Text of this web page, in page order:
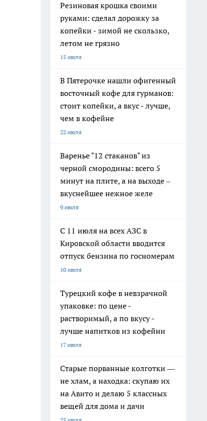
Резиновая крошка своими
руками: сделал дорожку за
копейки - зимой не скользко,
летом не грязно
15 июля
В Пятерочке нашли офигенный
восточный кофе для гурманов:
стоит копейки, а вкус - лучше,
чем в кофейне
22 июля
Варенье "12 стаканов" из
черной смородины: всего 5
минут на плите, а на выходе –
вкуснейшее нежное желе
9 июля
С 11 июля на всех АЗС в
Кировской области вводится
отпуск бензина по госномерам
10 июля
Турецкий кофе в невзрачной
упаковке: по цене -
растворимый, а по вкусу -
лучше напитков из кофейни
17 июля
Старые порванные колготки —
не хлам, а находка: скупаю их
на Авито и делаю 5 классных
вещей для дома и дачи